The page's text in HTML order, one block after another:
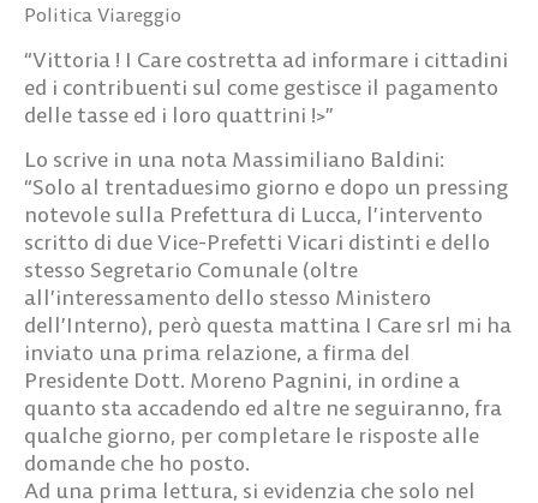
Politica Viareggio
“Vittoria ! I Care costretta ad informare i cittadini
ed i contribuenti sul come gestisce il pagamento
delle tasse ed i loro quattrini !>”
Lo scrive in una nota Massimiliano Baldini:
“Solo al trentaduesimo giorno e dopo un pressing
notevole sulla Prefettura di Lucca, l’intervento
scritto di due Vice-Prefetti Vicari distinti e dello
stesso Segretario Comunale (oltre
all’interessamento dello stesso Ministero
dell’Interno), però questa mattina I Care srl mi ha
inviato una prima relazione, a firma del
Presidente Dott. Moreno Pagnini, in ordine a
quanto sta accadendo ed altre ne seguiranno, fra
qualche giorno, per completare le risposte alle
domande che ho posto.
Ad una prima lettura, si evidenzia che solo nel